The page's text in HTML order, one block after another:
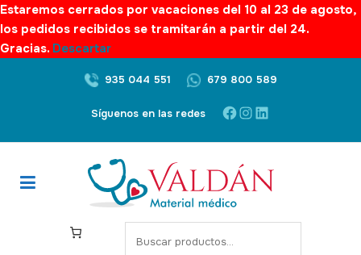
Estaremos cerrados por vacaciones del 10 al 23 de agosto,
los pedidos recibidos se tramitarán a partir del 24.
Gracias. Descartar
935 044 551 679 800 589
Síguenos en las redes Facebook
Instagram
LinkedIn
S
e